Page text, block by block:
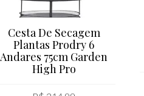
Cesta De Secagem
Plantas Prodry 6
Andares 75cm Garden
High Pro